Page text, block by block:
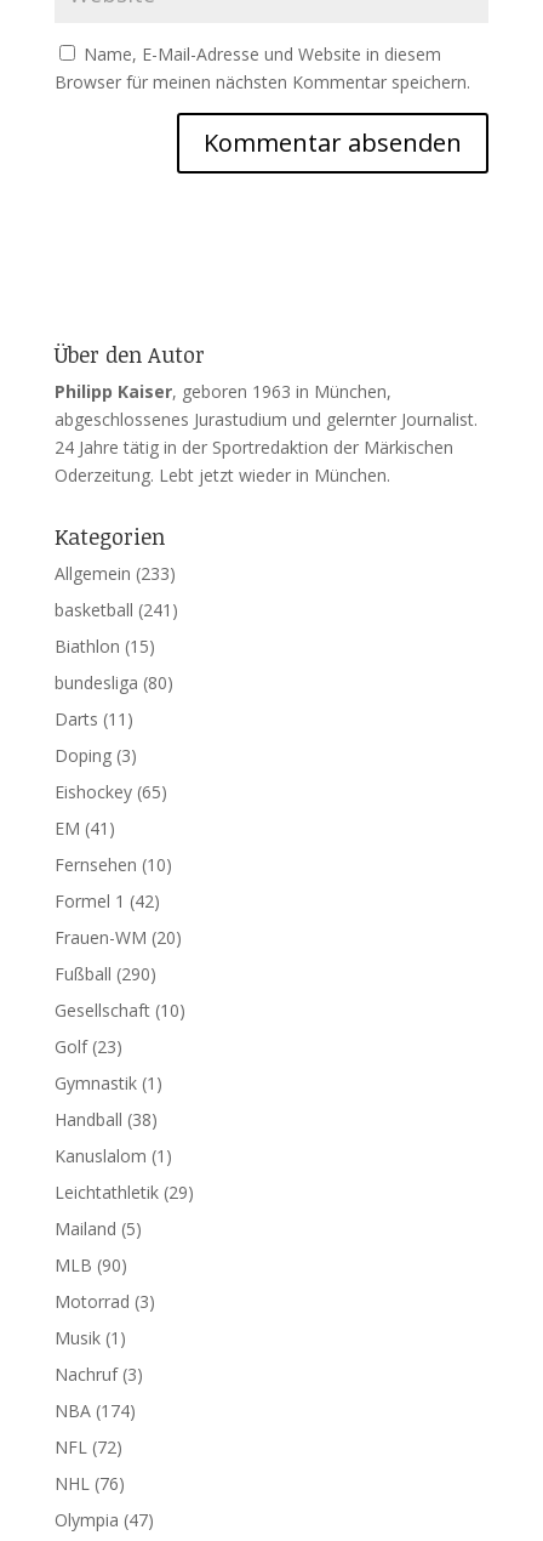
Name, E-Mail-Adresse und Website in diesem
Browser für meinen nächsten Kommentar speichern.
Über den Autor
Philipp Kaiser, geboren 1963 in München,
abgeschlossenes Jurastudium und gelernter Journalist.
24 Jahre tätig in der Sportredaktion der Märkischen
Oderzeitung. Lebt jetzt wieder in München.
Kategorien
Allgemein (233)
basketball (241)
Biathlon (15)
bundesliga (80)
Darts (11)
Doping(3)
Eishockey(65)
EM (41)
Fernsehen (10)
Formel 1 (42)
Frauen-WM (20)
Fußball (290)
Gesellschaft(10)
Golf(23)
Gymnastik(1)
Handball (38)
Kanuslalom (1)
Leichtathletik(29)
Mailand (5)
MLB (90)
Motorrad (3)
Musik(1)
Nachruf(3)
NBA(174)
NFL(72)
NHL(76)
Olympia (47)